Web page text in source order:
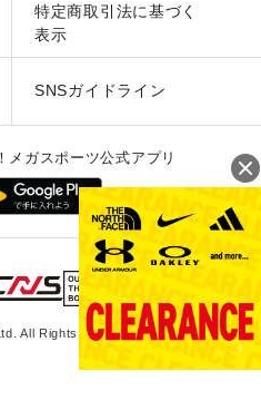
特定商取引法に基づく
表示
SNSガイドライン
メガスポーツ公式アプリ
All Rights Reserved.